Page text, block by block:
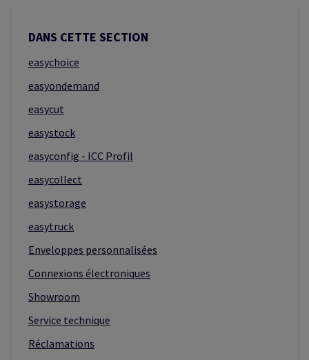
DANS CETTE SECTION
easychoice
easyondemand
easycut
easystock
easyconfig - ICC Profil
easycollect
easystorage
easytruck
Enveloppes personnalisées
Connexions électroniques
Showroom
Service technique
Réclamations